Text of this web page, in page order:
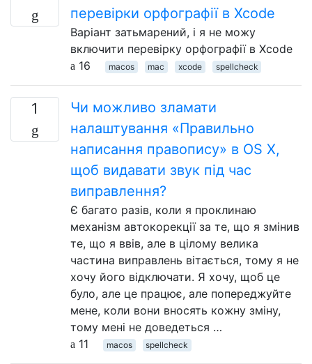
перевірки орфографії в Xcode
Варіант затьмарений, і я не можу
включити перевірку орфографії в Xcode
16
macos mac xcode spellcheck
1
Чи можливо зламати
налаштування «Правильно
написання правопису» в OS X,
щоб видавати звук під час
виправлення?
Є багато разів, коли я проклинаю
механізм автокорекції за те, що я змінив
те, що я ввів, але в цілому велика
частина виправлень вітається, тому я не
хочу його відключати. Я хочу, щоб це
було, але це працює, але попереджуйте
мене, коли вони вносять кожну зміну,
тому мені не доведеться …
11
macos spellcheck